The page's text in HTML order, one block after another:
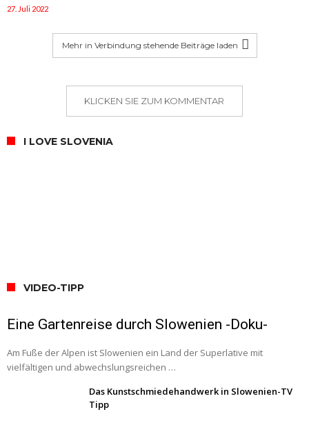
27. Juli 2022
Mehr in Verbindung stehende Beiträge laden
KLICKEN SIE ZUM KOMMENTAR
I LOVE SLOVENIA
VIDEO-TIPP
Eine Gartenreise durch Slowenien -Doku-
Am Fuße der Alpen ist Slowenien ein Land der Superlative mit
vielfältigen und abwechslungsreichen …
Das Kunstschmiedehandwerk in Slowenien-TV
Tipp